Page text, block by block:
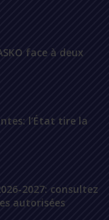
face à deux
l’État tire la
2027: consultez
autorisées